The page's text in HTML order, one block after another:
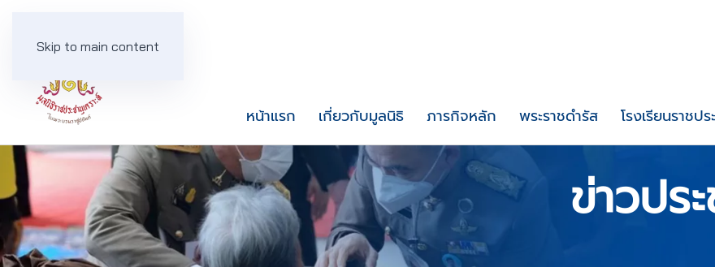
Skip to main content
หน้าแรก เกี่ยวกับมูลนิธิ ภารกิจหลัก พระราชดำรัส โรงเรียนราชปร
ข่าวปร